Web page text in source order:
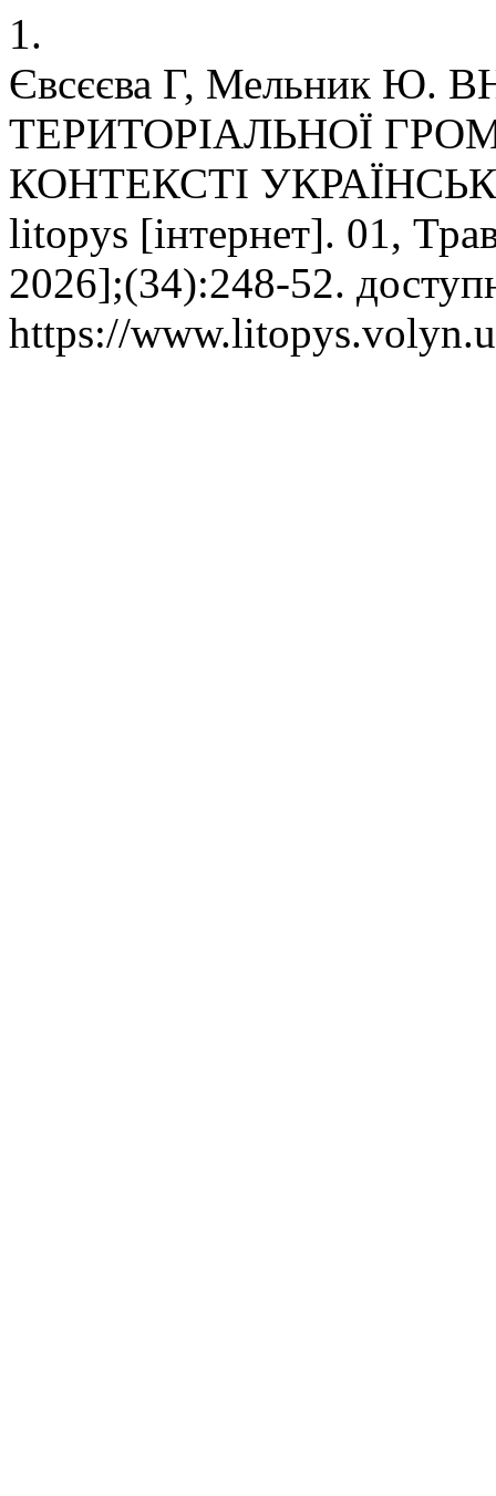
1.
Євсєєва Г, Мельник
ТЕРИТОРІАЛЬНОЇ
КОНТЕКСТІ
litopys [інтернет]. 01,
2026];(34):248-52.
https://